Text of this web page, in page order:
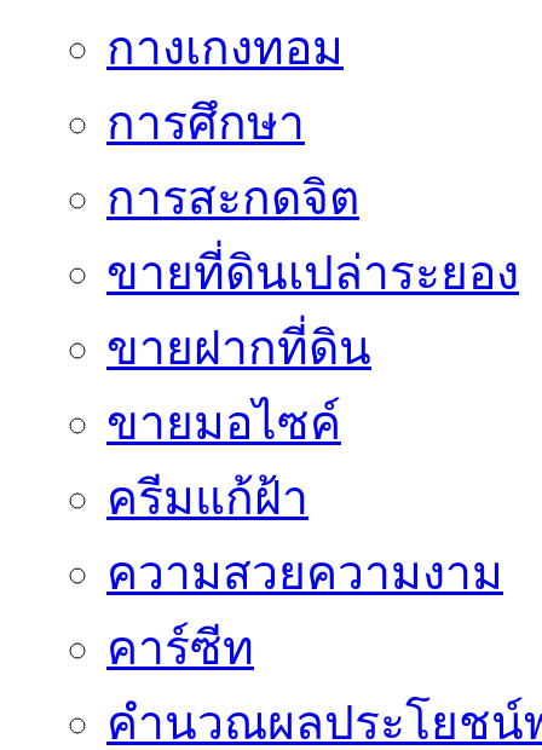
กางเกงทอม
การศึกษา
การสะกดจิต
ขายที่ดินเปล่าระยอง
ขายฝากที่ดิน
ขายมอไซค์
ครีมแก้ฝ้า
ความสวยความงาม
คาร์ซีท
คำนวณผลประโยชน์